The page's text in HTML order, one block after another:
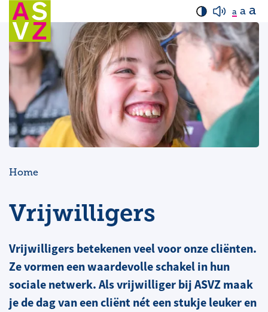
a a a
Home
Vrijwilligers
Vrijwilligers betekenen veel voor onze cliënten.
Ze vormen een waardevolle schakel in hun
sociale netwerk. Als vrijwilliger bij ASVZ maak
je de dag van een cliënt nét een stukje leuker en